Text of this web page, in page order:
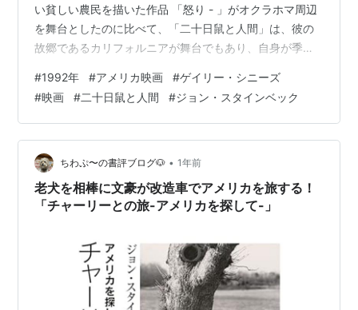
い貧しい農民を描いた作品 「怒り - 」がオクラホマ周辺
を舞台としたのに比べて、「二十日鼠と人間」は、彼の
故郷であるカリフォルニアが舞台でもあり、自身が季節
作品ながら、映画の雰囲気は完全に、1930年代のスタイ
ンベック・ワールド 出稼ぎ労働者のジョージ（ゲイリ
ー・シニーズ）とレニー（ジョン・マルコヴィッチ）は
いつも二人で行動している ハンサムで頭の良いジョージ
と、力仕事のできる大男ながら頭が悪いレニーという、
珍しい組み合わせで…
#1992年 #アメリカ映画 #ゲイリー・シニーズ
#映画 #二十日鼠と人間 #ジョン・スタインベック
ちわぷ〜の書評ブログ🐶 • 1年前
老犬を相棒に文豪が改造車でアメリカを旅する！
「チャーリーとの旅-アメリカを探して-」